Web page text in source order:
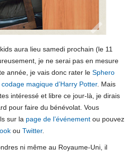
aura lieu samedi prochain (le 11
je ne serai pas en mesure
année, je vais donc rater le Sphero
magique d’Harry Potter. Mais
intéressé et libre ce jour-là, je dirais
pour faire du bénévolat. Vous
sur la page de l’événement ou pouvez
ou Twitter.
ni même au Royaume-Uni, il